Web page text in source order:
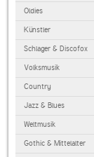
Oldies
Künstler
Schlager & Discofox
Volksmusik
Country
Jazz & Blues
Weltmusik
Gothic & Mittelalter